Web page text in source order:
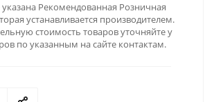
указана Рекомендованная Розничная
устанавливается производителем.
стоимость товаров уточняйте у
по указанным на сайте контактам.